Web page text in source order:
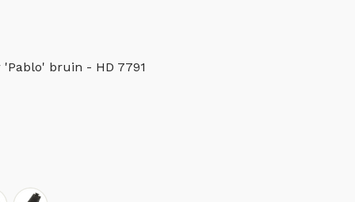
bruin - HD 7791